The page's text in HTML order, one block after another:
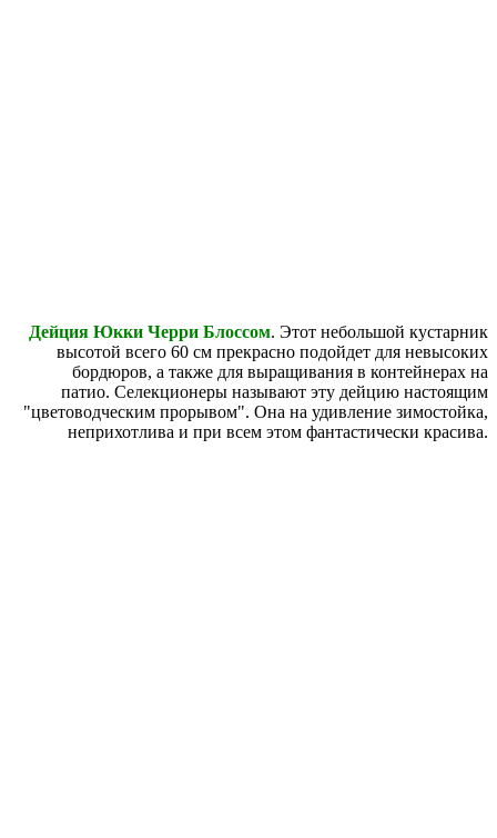
Дейция Юкки Черри Блоссом. Этот небольшой кустарник
высотой всего 60 см прекрасно подойдет для невысоких
бордюров, а также для выращивания в контейнерах на
патио. Селекционеры называют эту дейцию настоящим
"цветоводческим прорывом". Она на удивление зимостойка,
неприхотлива и при всем этом фантастически красива.